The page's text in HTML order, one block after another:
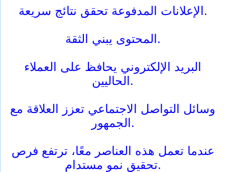
الإعلانات المدفوعة تحقق نتائج سريعة.
المحتوى يبني الثقة.
البريد الإلكتروني يحافظ على العملاء
الحاليين.
وسائل التواصل الاجتماعي تعزز العلاقة مع
الجمهور.
عندما تعمل هذه العناصر معًا، ترتفع فرص
تحقيق نمو مستدام.